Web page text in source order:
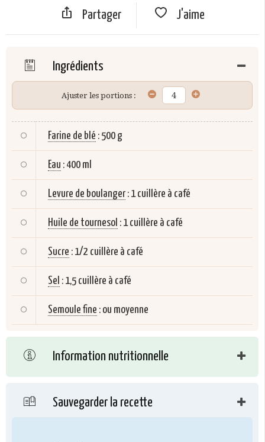
Partager J'aime
Ingrédients
Ajuster les portions :
Farine de blé : 500 g
Eau : 400 ml
Levure de boulanger : 1 cuillère à café
Huile de tournesol : 1 cuillère à café
Sucre : 1/2 cuillère à café
Sel : 1,5 cuillère à café
Semoule fine : ou moyenne
Information nutritionnelle
Sauvegarder la recette